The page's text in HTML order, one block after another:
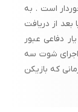
است . به
بعد از دریافت
دفاعی عبور
شوت سه
که بازیکن